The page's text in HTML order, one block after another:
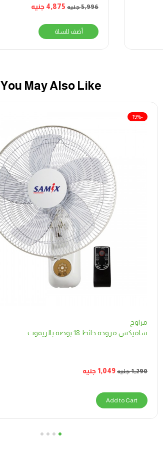
واط-SE-8042
5,996جنيه 4,875 جنيه
أضف للسلة
You May Also Like
مراوح
ساميكس مروحة حائط 18 بوصة بالريموت
1,290جنيه 1,049جنيه
-19%
Add to Cart